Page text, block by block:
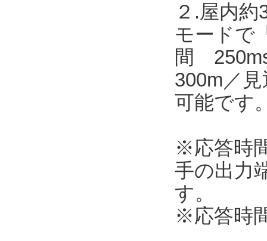
２.屋内
モードで
間
300m／
可能です
※応答時
手の出力
す。
※応答時